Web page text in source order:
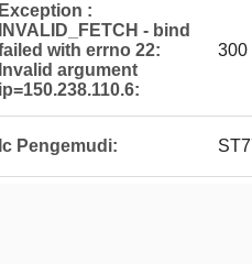
Exception :
INVALID_FETCH - bind
with errno 22:
Invalid argument
ip=150.238.110.6:
300
Ic Pengemudi: